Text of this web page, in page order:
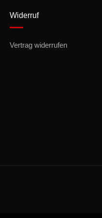
Widerruf
Vertrag widerrufen